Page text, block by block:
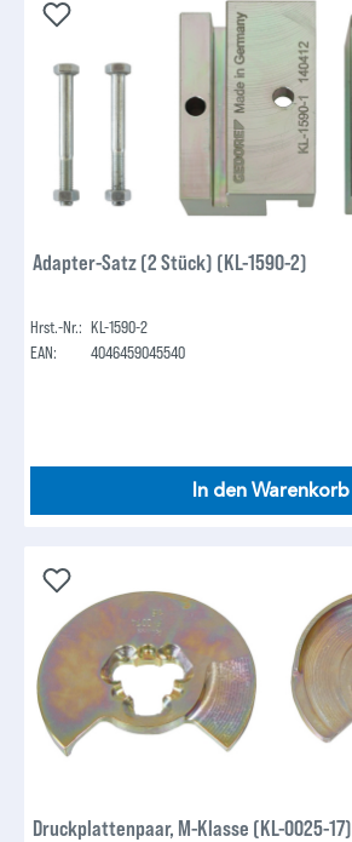
Adapter-Satz (2 Stück) (KL-1590-2)
Hrst.-Nr.: KL-1590-2
EAN:
4046459045540
In den Warenkorb
Druckplattenpaar, M-Klasse (KL-0025-17)